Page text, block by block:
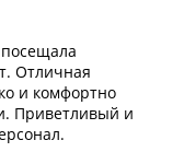
Отличная
и комфортно
Приветливый и